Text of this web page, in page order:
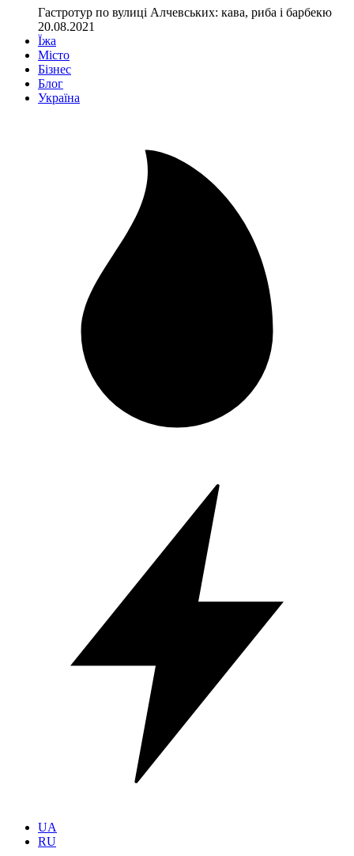
Гастротур по вулиці Алчевських: кава, риба і барбекю
20.08.2021
Їжа
Місто
Бізнес
Блог
Україна
UA
RU